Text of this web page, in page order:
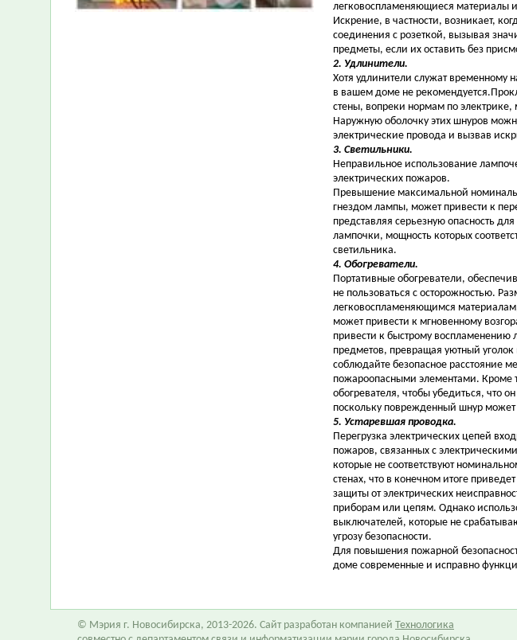
легковоспламеняющиеся материалы
Искрение, в частности, возникает,
соединения с розеткой, вызывая
предметы, если их оставить без
2. Удлинители.
Хотя удлинители служат временному
в вашем доме не
стены, вопреки нормам по электрике,
Наружную оболочку этих шнуров
электрические провода и вызвав
3. Светильники.
Неправильное использование
электрических пожаров.
Превышение максимальной
гнездом лампы, может привести к
представляя серьезную опасность
лампочки, мощность которых
светильника.
4. Обогреватели.
Портативные обогреватели,
не пользоваться с осторожностью.
легковоспламеняющимся
может привести к мгновенному
привести к быстрому
предметов, превращая уютный уголок
соблюдайте безопасное расстояние
пожароопасными элементами. Кроме
обогревателя, чтобы убедиться, что
поскольку поврежденный шнур может
5. Устаревшая проводка.
Перегрузка электрических цепей
пожаров, связанных с
которые не соответствуют
стенах, что в конечном итоге
защиты от электрических
приборам или цепям. Однако
выключателей, которые не
угрозу безопасности.
Для повышения пожарной
доме современные и исправно
© Мэрия г. Новосибирска, 2013-2026. Сайт разработан компанией Технологика